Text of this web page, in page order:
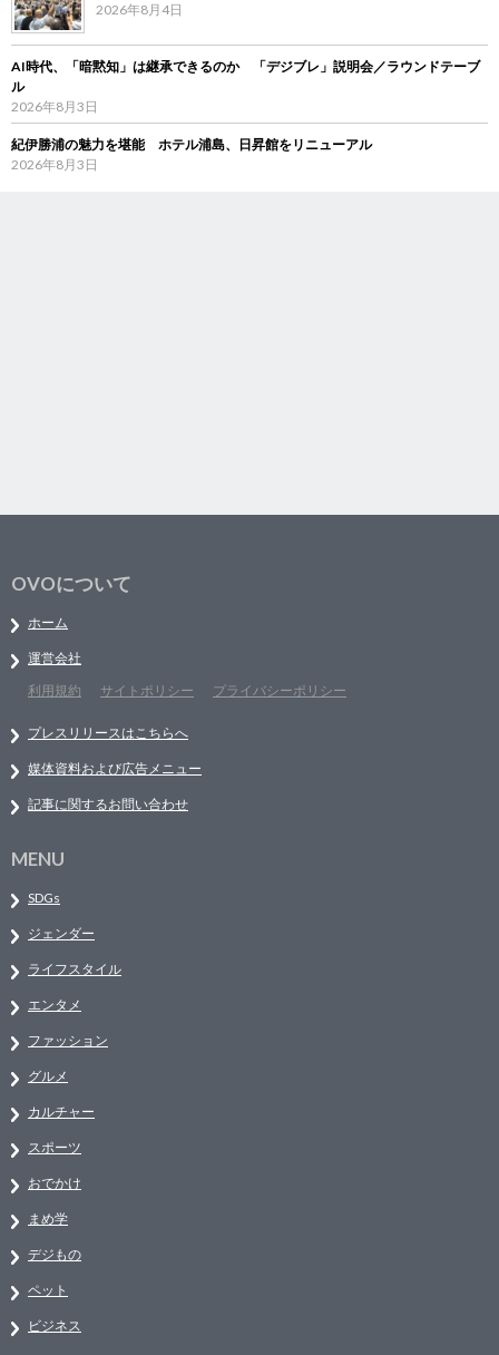
2026年8月4日
AI時代、「暗黙知」は継承できるのか 「デジブレ」説明会／ラウンドテーブ
ル
2026年8月3日
紀伊勝浦の魅力を堪能 ホテル浦島、日昇館をリニューアル
2026年8月3日
OVOについて
ホーム
運営会社
利用規約
サイトポリシー プライバシーポリシー
プレスリリースはこちらへ
媒体資料および広告メニュー
記事に関するお問い合わせ
MENU
SDGs
ジェンダー
ライフスタイル
エンタメ
ファッション
グルメ
カルチャー
スポーツ
おでかけ
まめ学
デジもの
ペット
ビジネス